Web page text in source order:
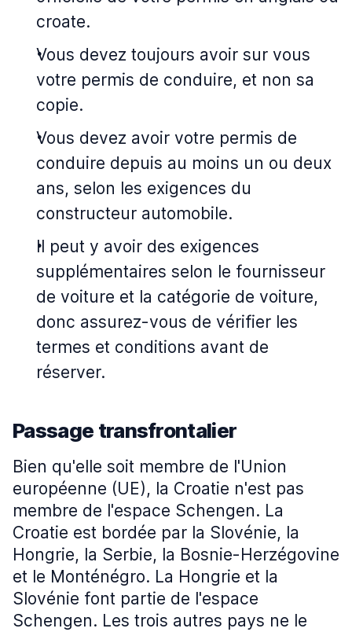
croate.
Vous devez toujours avoir sur vous
votre permis de conduire, et non sa
copie.
Vous devez avoir votre permis de
conduire depuis au moins un ou deux
ans, selon les exigences du
constructeur automobile.
Il peut y avoir des exigences
supplémentaires selon le fournisseur
de voiture et la catégorie de voiture,
donc assurez-vous de vérifier les
termes et conditions avant de
réserver.
Passage transfrontalier
Bien qu'elle soit membre de l'Union
européenne (UE), la Croatie n'est pas
membre de l'espace Schengen. La
Croatie est bordée par la Slovénie, la
Hongrie, la Serbie, la Bosnie-Herzégovine
et le Monténégro. La Hongrie et la
Slovénie font partie de l'espace
Schengen. Les trois autres pays ne le